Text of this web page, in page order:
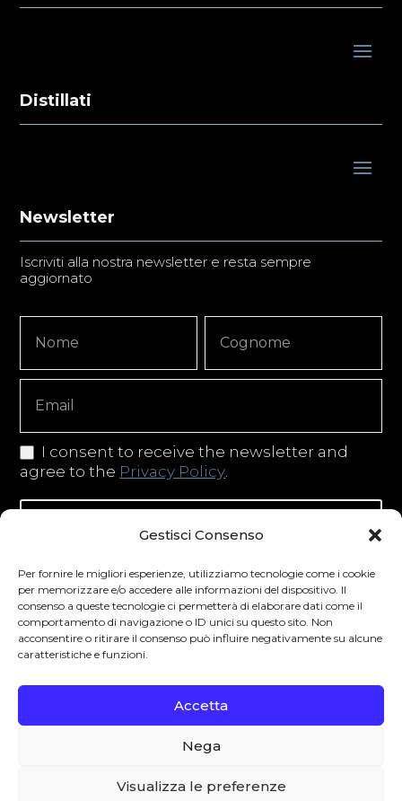
Gestisci Consenso
Per fornire le migliori esperienze, utilizziamo tecnologie come i cookie
per memorizzare e/o accedere alle informazioni del dispositivo. Il
consenso a queste tecnologie ci permetterà di elaborare dati come il
comportamento di navigazione o ID unici su questo sito. Non
acconsentire o ritirare il consenso può influire negativamente su alcune
caratteristiche e funzioni.
Accetta
Nega
Visualizza le preferenze
Distillati
Newsletter
Iscriviti alla nostra newsletter e resta sempre
aggiornato
Signup
Copy
I consent to receive the newsletter and
agree to the Privacy Policy
Iscriviti alla newsletter
Degustibus invita al consumo responsabile.
La vendita di bevande alcoliche è vietata ai
Paese di residenza. L’abuso di alcol è
pericoloso per la salute.